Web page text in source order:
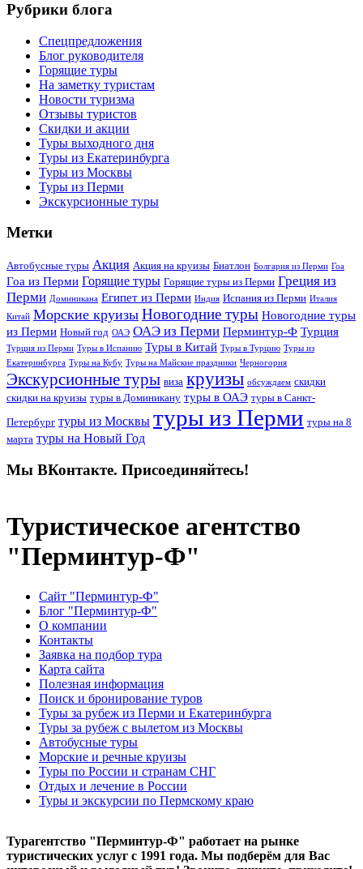
Рубрики блога
Cпецпредложения
Блог руководителя
Горящие туры
На заметку туристам
Новости туризма
Отзывы туристов
Скидки и акции
Туры выходного дня
Туры из Екатеринбурга
Туры из Москвы
Туры из Перми
Экскурсионные туры
Метки
Автобусные туры Акция Акция на круизы Биатлон Болгария из Перми Гоа
Гоа из Перми Горящие туры Горящие туры из Перми Греция из
Перми Доминикана Египет из Перми Индия Испания из Перми Италия
Китай Морские круизы Новогодние туры Новогодние туры
из Перми Новый год ОАЭ ОАЭ из Перми Перминтур-Ф Турция
Турция из Перми Туры в Испанию Туры в Китай Туры в Турцию Туры из
Екатеринбурга Туры на Кубу Туры на Майские праздники Черногория
Экскурсионные туры виза круизы обсуждаем скидки
скидки на круизы туры в Доминикану туры в ОАЭ туры в Санкт-
Петербург туры из Москвы туры из Перми туры на 8
марта туры на Новый Год
Мы ВКонтакте. Присоединяйтесь!
Туристическое агентство
"Перминтур-Ф"
Сайт "Перминтур-Ф"
Блог "Перминтур-Ф"
О компании
Контакты
Заявка на подбор тура
Карта сайта
Полезная информация
Поиск и бронирование туров
Туры за рубеж из Перми и Екатеринбурга
Туры за рубеж с вылетом из Москвы
Автобусные туры
Морские и речные круизы
Туры по России и странам СНГ
Отдых и лечение в России
Туры и экскурсии по Пермскому краю
Турагентство "Перминтур-Ф" работает на рынке
туристических услуг с 1991 года. Мы подберём для Вас